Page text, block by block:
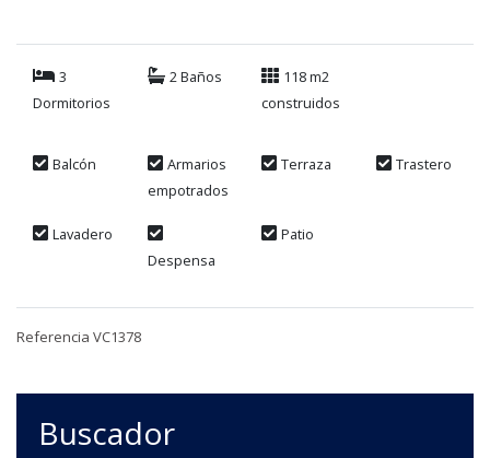
3
Dormitorios
2 Baños
118 m2
construidos
Balcón
Armarios
empotrados
Terraza Trastero
Lavadero
Despensa
Patio
Referencia VC1378
Buscador